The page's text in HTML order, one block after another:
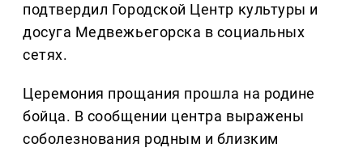
подтвердил Городской Центр культуры и
досуга Медвежьегорска в социальных
сетях.
Церемония прощания прошла на родине
бойца. В сообщении центра выражены
соболезнования родным и близким